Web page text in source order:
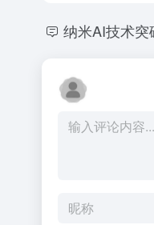
纳米AI技术